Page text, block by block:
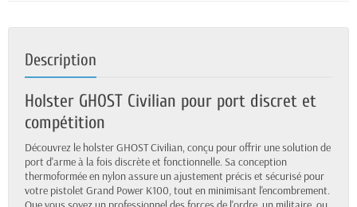
Description
Holster GHOST Civilian pour port discret et
compétition
Découvrez le holster GHOST Civilian, conçu pour offrir une solution de
port d'arme à la fois discrète et fonctionnelle. Sa conception
thermoformée en nylon assure un ajustement précis et sécurisé pour
votre pistolet Grand Power K100, tout en minimisant l'encombrement.